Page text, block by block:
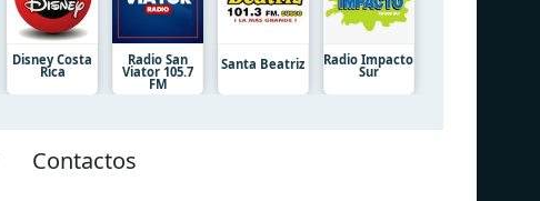
Disney Costa
Rica
Radio San
Viator 105.7
FM
Santa Beatriz Radio Impacto
Sur
Contactos